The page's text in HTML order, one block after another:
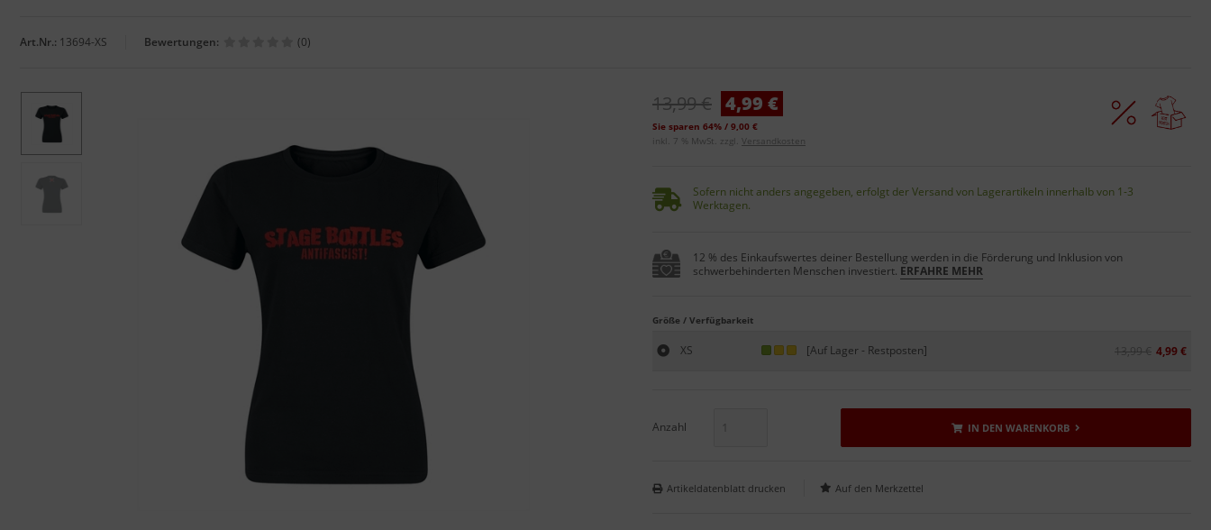
Art.Nr.: 13694-XS Bewertungen: (0)
13,99 € 4,99 €
Sie sparen 64% / 9,00 €
inkl. 7 % MwSt. zzgl. Versandkosten
Sofern nicht anders angegeben, erfolgt der Versand von Lagerartikeln innerhalb von 1-3
Werktagen.
12 % des Einkaufswertes deiner Bestellung werden in die Förderung und Inklusion von
schwerbehinderten Menschen investiert. ERFAHRE MEHR
Größe / Verfügbarkeit
XS [Auf Lager - Restposten] 13,99 € 4,99 €
Anzahl IN DEN WARENKORB
Artikeldatenblatt drucken